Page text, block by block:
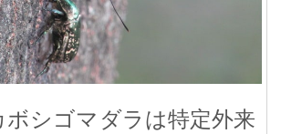
ボシゴマダラは特定外来